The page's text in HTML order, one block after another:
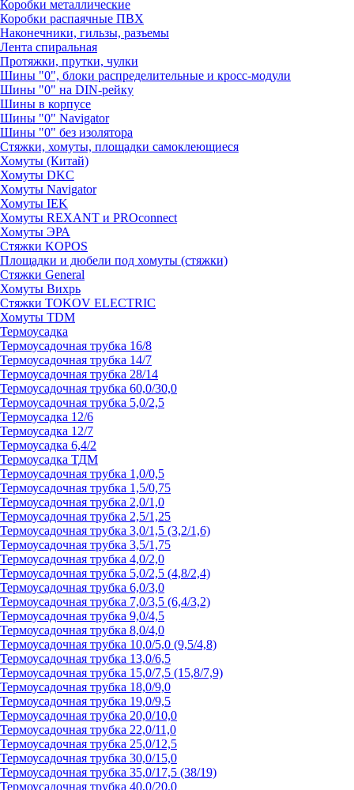
Коробки металлические
Коробки распаячные ПВХ
Наконечники, гильзы, разъемы
Лента спиральная
Протяжки, прутки, чулки
Шины "0", блоки распределительные и кросс-модули
Шины "0" на DIN-рейку
Шины в корпусе
Шины "0" Navigator
Шины "0" без изолятора
Стяжки, хомуты, площадки самоклеющиеся
Хомуты (Китай)
Хомуты DKC
Хомуты Navigator
Хомуты IEK
Хомуты REXANT и PROconnect
Хомуты ЭРА
Стяжки KOPOS
Площадки и дюбели под хомуты (стяжки)
Стяжки General
Хомуты Вихрь
Стяжки TOKOV ELECTRIC
Хомуты TDM
Термоусадка
Термоусадочная трубка 16/8
Термоусадочная трубка 14/7
Термоусадочная трубка 28/14
Термоусадочная трубка 60,0/30,0
Термоусадочная трубка 5,0/2,5
Термоусадка 12/6
Термоусадка 12/7
Термоусадка 6,4/2
Термоусадка ТДМ
Термоусадочная трубка 1,0/0,5
Термоусадочная трубка 1,5/0,75
Термоусадочная трубка 2,0/1,0
Термоусадочная трубка 2,5/1,25
Термоусадочная трубка 3,0/1,5 (3,2/1,6)
Термоусадочная трубка 3,5/1,75
Термоусадочная трубка 4,0/2,0
Термоусадочная трубка 5,0/2,5 (4,8/2,4)
Термоусадочная трубка 6,0/3,0
Термоусадочная трубка 7,0/3,5 (6,4/3,2)
Термоусадочная трубка 9,0/4,5
Термоусадочная трубка 8,0/4,0
Термоусадочная трубка 10,0/5,0 (9,5/4,8)
Термоусадочная трубка 13,0/6,5
Термоусадочная трубка 15,0/7,5 (15,8/7,9)
Термоусадочная трубка 18,0/9,0
Термоусадочная трубка 19,0/9,5
Термоусадочная трубка 20,0/10,0
Термоусадочная трубка 22,0/11,0
Термоусадочная трубка 25,0/12,5
Термоусадочная трубка 30,0/15,0
Термоусадочная трубка 35,0/17,5 (38/19)
Термоусадочная трубка 40,0/20,0